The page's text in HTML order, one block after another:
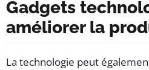
Gadgets
améliorer la
La technologie peut